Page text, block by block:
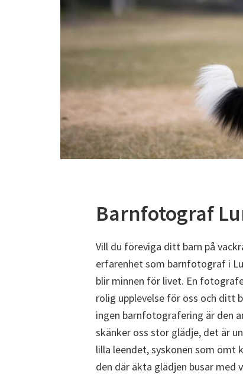
Barnfotograf
Vill du föreviga ditt barn på
erfarenhet som barnfotograf i
blir minnen för livet. En
rolig upplevelse för oss och ditt
ingen barnfotografering är den
skänker oss stor glädje, det är
lilla leendet, syskonen som ömt
den där äkta glädjen busar med